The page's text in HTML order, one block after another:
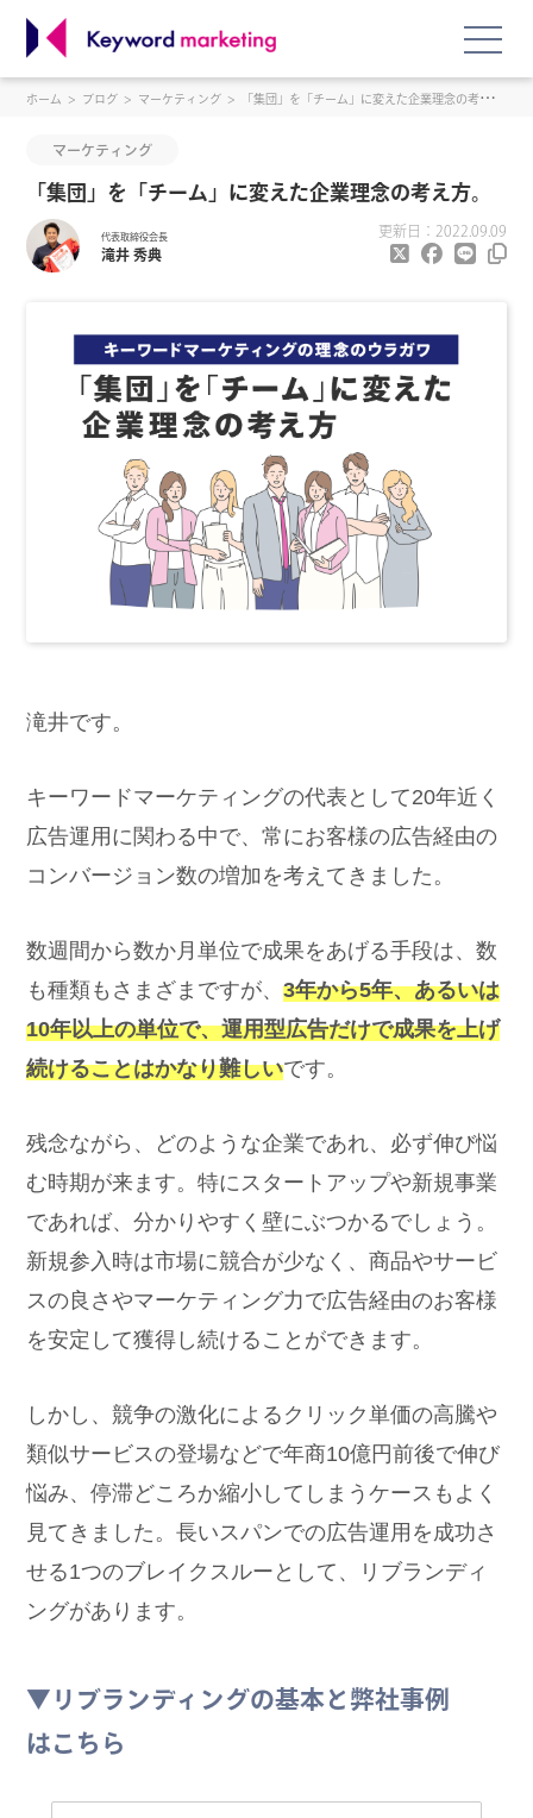
ホーム ブログ マーケティング 「集団」を「チーム」に変えた企業理念の考え方。
マーケティング
「集団」を「チーム」に変えた企業理念の考え方。
代表取締役会長
滝井 秀典
更新日：2022.09.09
滝井です。
キーワードマーケティングの代表として20年近く
広告運用に関わる中で、常にお客様の広告経由の
コンバージョン数の増加を考えてきました。
数週間から数か月単位で成果をあげる手段は、数
も種類もさまざまですが、3年から5年、あるいは
10年以上の単位で、運用型広告だけで成果を上げ
続けることはかなり難しいです。
残念ながら、どのような企業であれ、必ず伸び悩
む時期が来ます。特にスタートアップや新規事業
であれば、分かりやすく壁にぶつかるでしょう。
新規参入時は市場に競合が少なく、商品やサービ
スの良さやマーケティング力で広告経由のお客様
を安定して獲得し続けることができます。
しかし、競争の激化によるクリック単価の高騰や
類似サービスの登場などで年商10億円前後で伸び
悩み、停滞どころか縮小してしまうケースもよく
見てきました。長いスパンでの広告運用を成功さ
せる1つのブレイクスルーとして、リブランディ
ングがあります。
▼リブランディングの基本と弊社事例
はこちら